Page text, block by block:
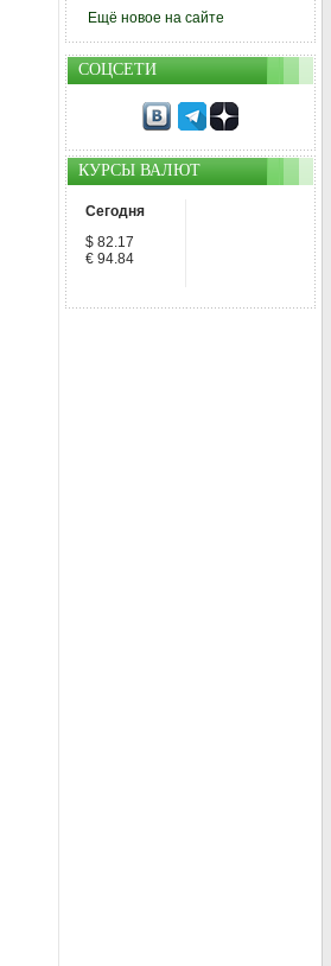
Ещё новое на сайте
СОЦСЕТИ
КУРСЫ ВАЛЮТ
Сегодня
$ 82.17
€ 94.84